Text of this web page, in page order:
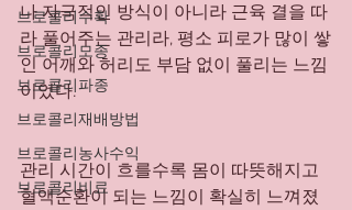
브로콜리수확
브로콜리모종
브로콜리파종
브로콜리재배방법
브로콜리농사수익
브로콜리비료
나 자극적인 방식이 아니라 근육 결을 따
라 풀어주는 관리라, 평소 피로가 많이 쌓
인 어깨와 허리도 부담 없이 풀리는 느낌
이었다.
관리 시간이 흐를수록 몸이 따뜻해지고
혈액순환이 되는 느낌이 확실히 느껴졌